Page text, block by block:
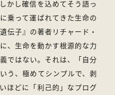
かし確信を込めてそう語っ
乗って運ばれてきた生命の
伝子』の著者リチャード・
、生命を動かす根源的な力
ではない。それは、「自分
う、極めてシンプルで、剥
ほどに「利己的」なプログ